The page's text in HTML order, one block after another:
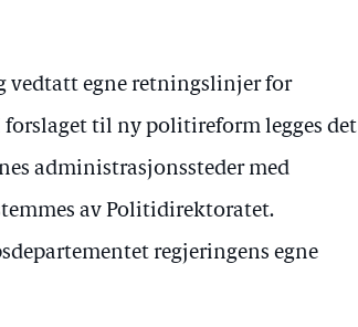
vedtatt egne retningslinjer for
til ny politireform legges det
administrasjonssteder med
av Politidirektoratet.
regjeringens egne